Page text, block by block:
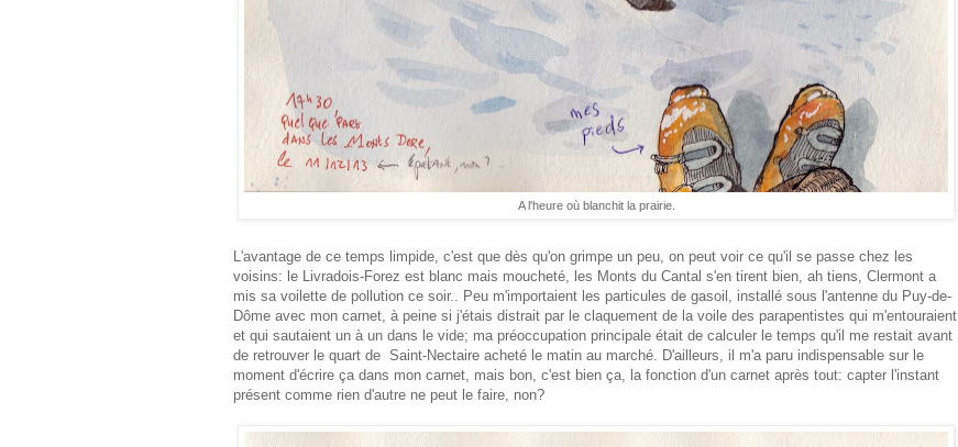
A l'heure où blanchit la prairie.
L'avantage de ce temps limpide, c'est que dès qu'on grimpe un peu, on peut voir ce qu'il se passe chez les
voisins: le Livradois-Forez est blanc mais moucheté, les Monts du Cantal s'en tirent bien, ah tiens, Clermont a
mis sa voilette de pollution ce soir.. Peu m'importaient les particules de gasoil, installé sous l'antenne du Puy-de-
Dôme avec mon carnet, à peine si j'étais distrait par le claquement de la voile des parapentistes qui m'entouraient
et qui sautaient un à un dans le vide; ma préoccupation principale était de calculer le temps qu'il me restait avant
de retrouver le quart de Saint-Nectaire acheté le matin au marché. D'ailleurs, il m'a paru indispensable sur le
moment d'écrire ça dans mon carnet, mais bon, c'est bien ça, la fonction d'un carnet après tout: capter l'instant
présent comme rien d'autre ne peut le faire, non?